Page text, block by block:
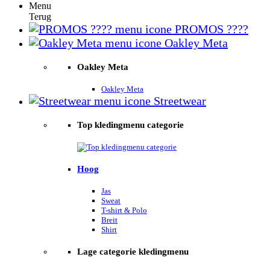
Menu
Terug
PROMOS ????
Oakley Meta
Oakley Meta
Oakley Meta
Streetwear
Top kledingmenu categorie
Hoog
Jas
Sweat
T-shirt & Polo
Breit
Shirt
Lage categorie kledingmenu